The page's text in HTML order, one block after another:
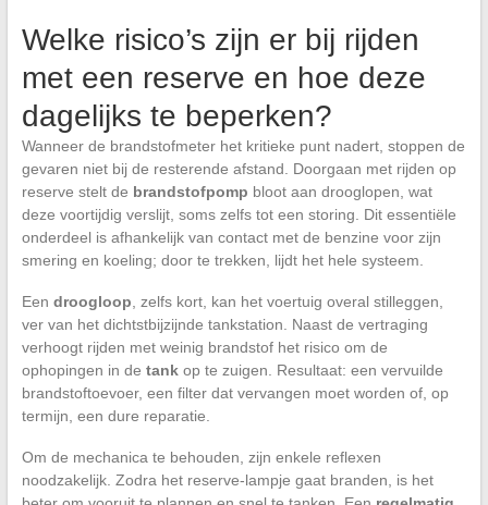
Welke risico’s zijn er bij rijden
met een reserve en hoe deze
dagelijks te beperken?
Wanneer de brandstofmeter het kritieke punt nadert, stoppen de
gevaren niet bij de resterende afstand. Doorgaan met rijden op
reserve stelt de brandstofpomp bloot aan drooglopen, wat
deze voortijdig verslijt, soms zelfs tot een storing. Dit essentiële
onderdeel is afhankelijk van contact met de benzine voor zijn
smering en koeling; door te trekken, lijdt het hele systeem.
Een droogloop , zelfs kort, kan het voertuig overal stilleggen,
ver van het dichtstbijzijnde tankstation. Naast de vertraging
verhoogt rijden met weinig brandstof het risico om de
ophopingen in de tankop te zuigen. Resultaat: een vervuilde
brandstoftoevoer, een filter dat vervangen moet worden of, op
termijn, een dure reparatie.
Om de mechanica te behouden, zijn enkele reflexen
noodzakelijk. Zodra het reserve-lampje gaat branden, is het